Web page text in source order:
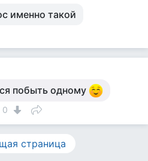
именно такой
побыть одному
0
страница